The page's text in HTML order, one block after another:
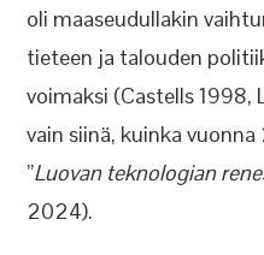
oli maaseudullakin
tieteen ja talouden
voimaksi (Castells
vain siinä, kuinka
”Luovan teknologian
2024).